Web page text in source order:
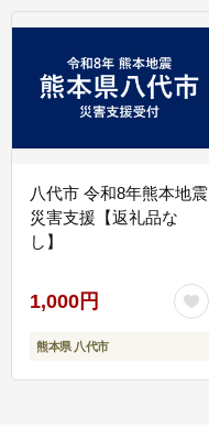
八代市 令和8年熊本地震
災害支援【返礼品な
し】
1,000円
熊本県 八代市